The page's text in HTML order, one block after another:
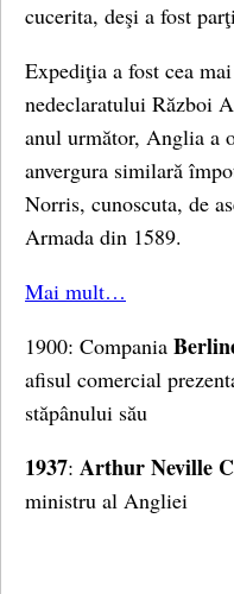
cucerita, deşi a fost
Expediţia a fost cea
nedeclaratului Război
anul următor, Anglia a
anvergura similară
Norris, cunoscuta, de
Armada din 1589.
Mai mult…
1900: Compania
afisul comercial
stăpânului său
1937: Arthur Neville
ministru al Angliei